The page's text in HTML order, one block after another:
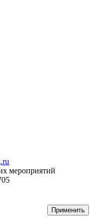
мероприятий
Применить